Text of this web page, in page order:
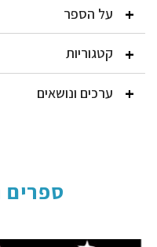
על הספר
קטגוריות
ערכים ונושאים
ספרים